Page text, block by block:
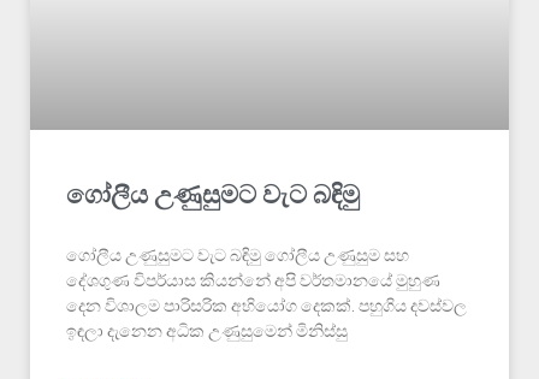
ගෝලීය උණුසුමට වැට බඳිමු
ගෝලීය උණුසුමට වැට බඳිමු ගෝලීය උණුසුම සහ
දේශගුණ විපර්යාස කියන්නේ අපි වර්තමානයේ මුහුණ
දෙන විශාලම පාරිසරික අභියෝග දෙකක්. පහුගිය දවස්වල
ඉඳලා දැනෙන අධික උණුසුමෙන් මිනිස්සු